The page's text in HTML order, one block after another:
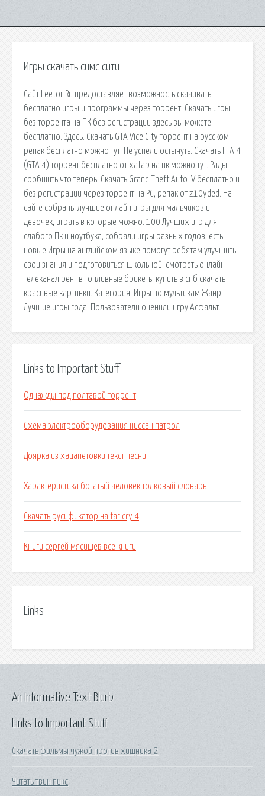
Игры скачать симс сити
Сайт Leetor.Ru предоставляет возможность скачивать
бесплатно игры и программы через торрент. Скачать игры
без торрента на ПК без регистрации здесь вы можете
бесплатно. Здесь. Скачать GTA Vice City торрент на русском
репак бесплатно можно тут. Не успели остынуть. Скачать ГТА 4
(GTA 4) торрент бесплатно от xatab на пк можно тут. Рады
сообщить что теперь. Скачать Grand Theft Auto IV бесплатно и
без регистрации через торрент на PC, репак от z10yded. На
сайте собраны лучшие онлайн игры для мальчиков и
девочек, играть в которые можно. 100 Лучших игр для
слабого Пк и ноутбука, собрали игры разных годов, есть
новые Игры на английском языке помогут ребятам улучшить
свои знания и подготовиться школьной. смотреть онлайн
телеканал рен тв топливные брикеты купить в спб скачать
красивые картинки. Категория: Игры по мультикам Жанр:
Лучшие игры года. Пользователи оценили игру Асфальт.
Links to Important Stuff
Однажды под полтавой торрент
Схема электрооборудования ниссан патрол
Доярка из хацапетовки текст песни
Характеристика богатый человек толковый словарь
Скачать русификатор на far cry 4
Книги сергей мясищев все книги
Links
Links to Important Stuff
Скачать фильмы чужой против хищника 2
Читать твин пикс
An Informative Text Blurb